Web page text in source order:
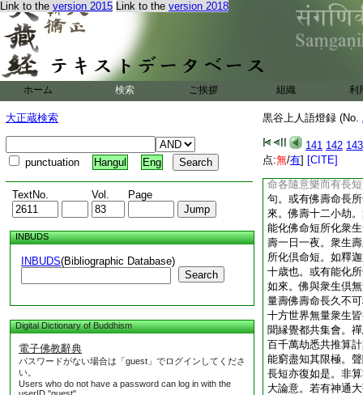
Link to the version 2015 Link to the version 2018
ホーム 検索 ご挨拶 組織 利
大正蔵検索
punctuation Hangul Eng
TextNo. Vol. Page
INBUDS
INBUDS(Bibliographic Database)
Search
Digital Dictionary of Buddhism
電子佛教辭典
パスワードがない場合は「guest」でログインしてくださ
い。
Users who do not have a password can log in with the
黒谷上人語燈録 (No.
141 142 143
点:無/有] [CITE]
見佛相端嚴殊勝。
心。從是以來生生
迦如來出世之時遂
一也。以此等因縁
是天眼之業也。然
不修相好神通等別
三十二相得五神通
相。其神通中有天
其別業。然又如此
驗乎。此雖同得光
光明功徳略述如此
命各隨意樂而有長
句。或有佛壽命長
來。佛壽十二小劫
能化佛命短所化衆
壽一日一夜。衆生
所化倶命短。如釋
十歳也。或有能化
如來。佛與衆生倶
量壽佛壽命長久不
十方世界無量衆生
聞縁覺都共集會。
百千萬劫悉共推算
能窮盡知其限極。
長短亦復如是。非
大論意。若有神通